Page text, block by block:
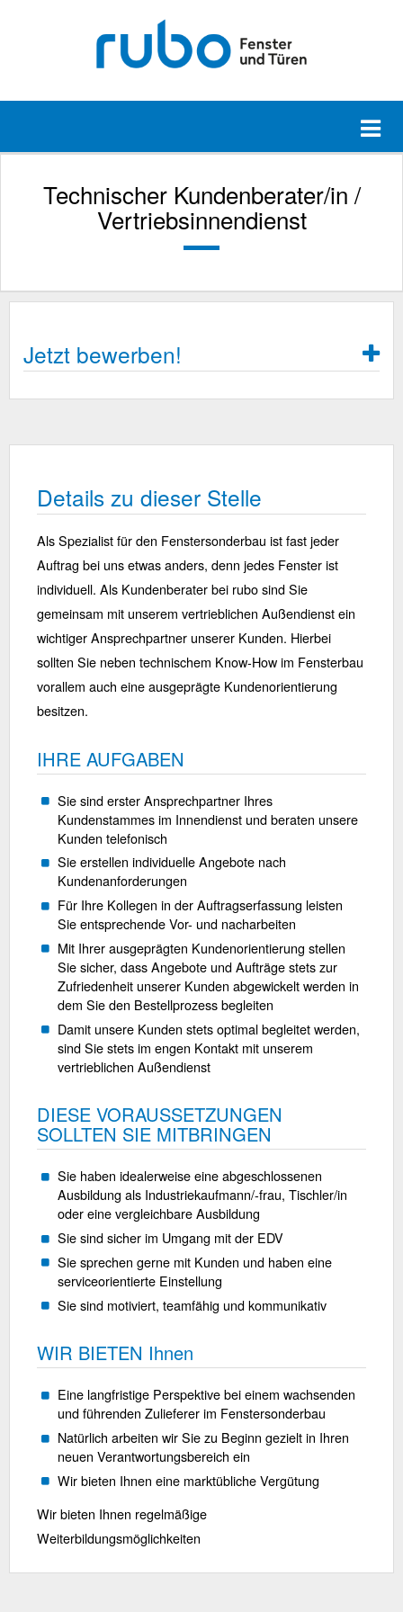
Technischer Kundenberater/in /
Vertriebsinnendienst
Jetzt bewerben!
Details zu dieser Stelle
Als Spezialist für den Fenstersonderbau ist fast jeder
Auftrag bei uns etwas anders, denn jedes Fenster ist
individuell. Als Kundenberater bei rubo sind Sie
gemeinsam mit unserem vertrieblichen Außendienst ein
wichtiger Ansprechpartner unserer Kunden. Hierbei
sollten Sie neben technischem Know-How im Fensterbau
vorallem auch eine ausgeprägte Kundenorientierung
besitzen.
IHRE AUFGABEN
Sie sind erster Ansprechpartner Ihres
Kundenstammes im Innendienst und beraten unsere
Kunden telefonisch
Sie erstellen individuelle Angebote nach
Kundenanforderungen
Für Ihre Kollegen in der Auftragserfassung leisten
Sie entsprechende Vor- und nacharbeiten
Mit Ihrer ausgeprägten Kundenorientierung stellen
Sie sicher, dass Angebote und Aufträge stets zur
Zufriedenheit unserer Kunden abgewickelt werden in
dem Sie den Bestellprozess begleiten
Damit unsere Kunden stets optimal begleitet werden,
sind Sie stets im engen Kontakt mit unserem
vertrieblichen Außendienst
DIESE VORAUSSETZUNGEN
SOLLTEN SIE MITBRINGEN
Sie haben idealerweise eine abgeschlossenen
Ausbildung als Industriekaufmann/-frau, Tischler/in
oder eine vergleichbare Ausbildung
Sie sind sicher im Umgang mit der EDV
Sie sprechen gerne mit Kunden und haben eine
serviceorientierte Einstellung
Sie sind motiviert, teamfähig und kommunikativ
WIR BIETEN Ihnen
Eine langfristige Perspektive bei einem wachsenden
und führenden Zulieferer im Fenstersonderbau
Natürlich arbeiten wir Sie zu Beginn gezielt in Ihren
neuen Verantwortungsbereich ein
Wir bieten Ihnen eine marktübliche Vergütung
Wir bieten Ihnen regelmäßige
Weiterbildungsmöglichkeiten